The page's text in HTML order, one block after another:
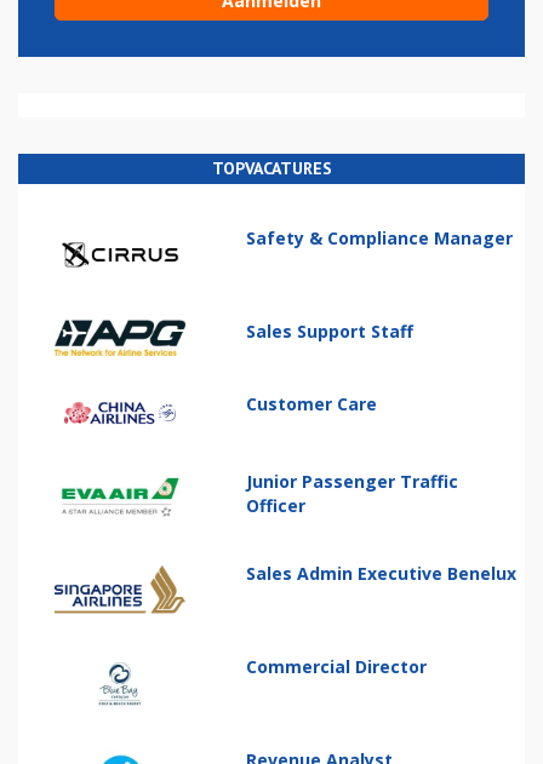
TOPVACATURES
Safety & Compliance Manager
Sales Support Staff
Customer Care
Junior Passenger Traffic
Officer
Sales Admin Executive Benelux
Commercial Director
Revenue Analyst